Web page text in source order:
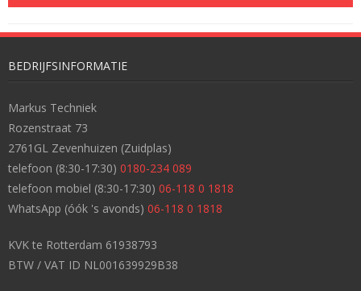
BEDRIJFSINFORMATIE
Markus Techniek
Rozenstraat 73
2761GL Zevenhuizen (Zuidplas)
telefoon (8:30-17:30) 0180-234 089
telefoon mobiel (8:30-17:30) 06-118 0 1818
WhatsApp (óók 's avonds) 06-118 0 1818
KVK te Rotterdam 61938793
BTW / VAT ID NL001639929B38